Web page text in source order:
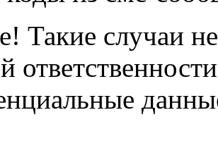
Такие случаи